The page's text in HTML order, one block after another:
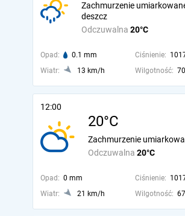
Odczuwalna 20°C
Zachmurzenie
deszcz
Opad: 0.1 mm Ciśnienie:
Wiatr:
13 km/h Wilgotność:
12:00
20°C
Odczuwalna 20°C
Zachmurzenie
Opad: 0 mm Ciśnienie:
Wiatr:
21 km/h Wilgotność: